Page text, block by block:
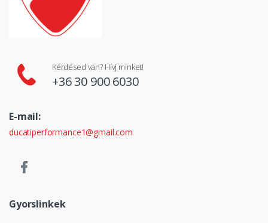
Kérdésed van? Hívj minket!
+36 30 900 6030
E-mail:
ducatiperformance1@gmail.com
Gyorslinkek